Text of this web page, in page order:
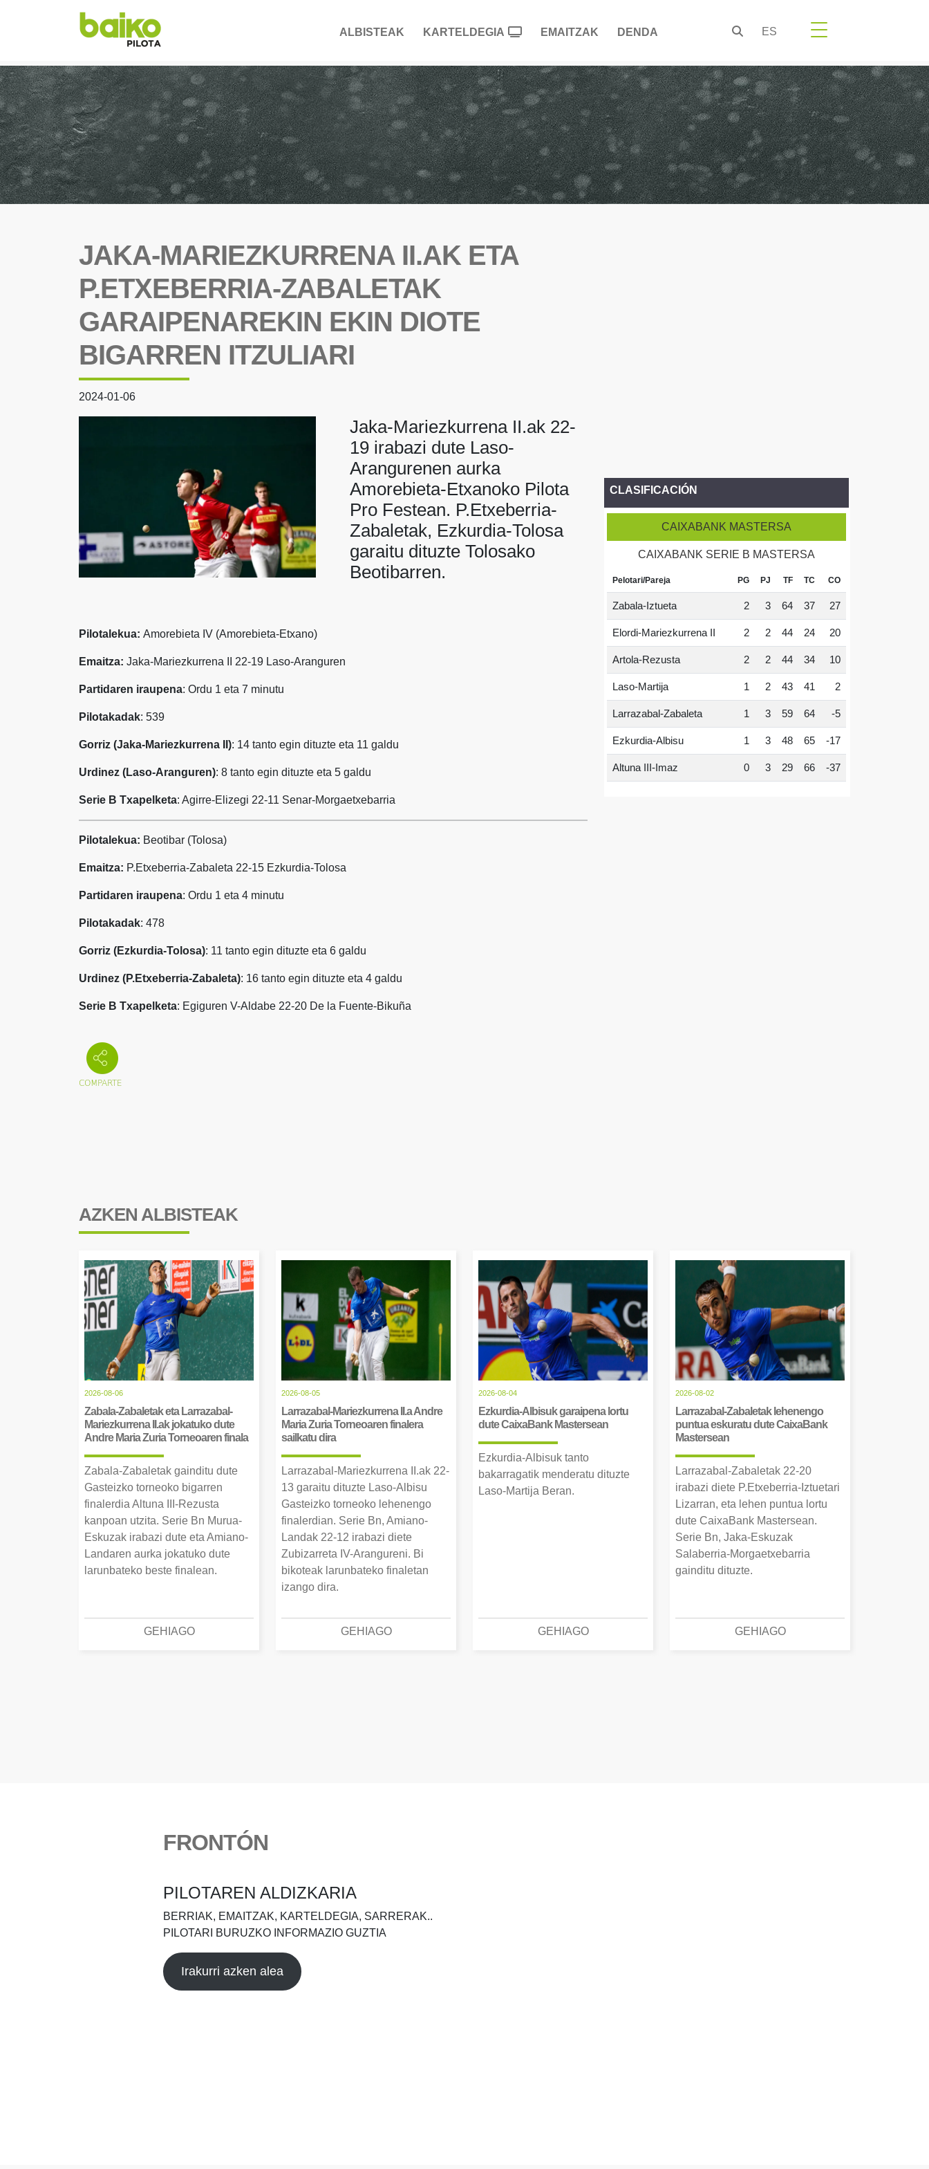
ALBISTEAK KARTELDEGIA EMAITZAK DENDA ES
JAKA-MARIEZKURRENA II.AK ETA
P.ETXEBERRIA-ZABALETAK
GARAIPENAREKIN EKIN DIOTE
BIGARREN ITZULIARI
2024-01-06
Jaka-Mariezkurrena II.ak 22-
19 irabazi dute Laso-
Arangurenen aurka
Amorebieta-Etxanoko Pilota
Pro Festean. P.Etxeberria-
Zabaletak, Ezkurdia-Tolosa
garaitu dituzte Tolosako
Beotibarren.
Pilotalekua: Amorebieta IV (Amorebieta-Etxano)
Emaitza: Jaka-Mariezkurrena II 22-19 Laso-Aranguren
Partidaren iraupena: Ordu 1 eta 7 minutu
Pilotakadak: 539
Gorriz (Jaka-Mariezkurrena II): 14 tanto egin dituzte eta 11 galdu
Urdinez (Laso-Aranguren): 8 tanto egin dituzte eta 5 galdu
Serie B Txapelketa: Agirre-Elizegi 22-11 Senar-Morgaetxebarria
Pilotalekua: Beotibar (Tolosa)
Emaitza: P.Etxeberria-Zabaleta 22-15 Ezkurdia-Tolosa
Partidaren iraupena: Ordu 1 eta 4 minutu
Pilotakadak: 478
Gorriz (Ezkurdia-Tolosa): 11 tanto egin dituzte eta 6 galdu
Urdinez (P.Etxeberria-Zabaleta): 16 tanto egin dituzte eta 4 galdu
Serie B Txapelketa: Egiguren V-Aldabe 22-20 De la Fuente-Bikuña
CLASIFICACIÓN
CAIXABANK MASTERSA
CAIXABANK SERIE B MASTERSA
Pelotari/Pareja PG PJ TF TC CO
Zabala-Iztueta 2 3 64 37 27
Elordi-Mariezkurrena II 2 2 44 24 20
Artola-Rezusta 2 2 44 34 10
Laso-Martija 1 2 43 41 2
Larrazabal-Zabaleta 1 3 59 64 -5
Ezkurdia-Albisu 1 3 48 65 -17
Altuna III-Imaz 0 3 29 66 -37
AZKEN ALBISTEAK
2026-08-06
Zabala-Zabaletak eta Larrazabal-
Mariezkurrena II.ak jokatuko dute
Andre Maria Zuria Torneoaren finala
Zabala-Zabaletak gainditu dute
Gasteizko torneoko bigarren
finalerdia Altuna III-Rezusta
kanpoan utzita. Serie Bn Murua-
Eskuzak irabazi dute eta Amiano-
Landaren aurka jokatuko dute
larunbateko beste finalean.
GEHIAGO
2026-08-05
Larrazabal-Mariezkurrena II.a Andre
Maria Zuria Torneoaren finalera
sailkatu dira
Larrazabal-Mariezkurrena II.ak 22-
13 garaitu dituzte Laso-Albisu
Gasteizko torneoko lehenengo
finalerdian. Serie Bn, Amiano-
Landak 22-12 irabazi diete
Zubizarreta IV-Arangureni. Bi
bikoteak larunbateko finaletan
izango dira.
GEHIAGO
2026-08-04
Ezkurdia-Albisuk garaipena lortu
dute CaixaBank Mastersean
Ezkurdia-Albisuk tanto
bakarragatik menderatu dituzte
Laso-Martija Beran.
GEHIAGO
2026-08-02
Larrazabal-Zabaletak lehenengo
puntua eskuratu dute CaixaBank
Mastersean
Larrazabal-Zabaletak 22-20
irabazi diete P.Etxeberria-Iztuetari
Lizarran, eta lehen puntua lortu
dute CaixaBank Mastersean.
Serie Bn, Jaka-Eskuzak
Salaberria-Morgaetxebarria
gainditu dituzte.
GEHIAGO
FRONTÓN
PILOTAREN ALDIZKARIA
BERRIAK, EMAITZAK, KARTELDEGIA, SARRERAK..
PILOTARI BURUZKO INFORMAZIO GUZTIA
Irakurri azken alea